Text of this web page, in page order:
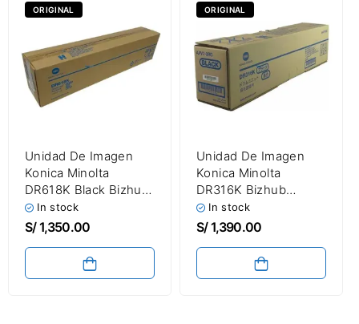
ORIGINAL
Unidad De Imagen
Konica Minolta
DR618K Black Bizhub
650i / 750i / C450i /
C550i / C650i / C750i
In stock
S/1,350.00
ORIGINAL
Unidad De Imagen
Konica Minolta
DR316K Bizhub
C250i / C300i / C360i
Negro 170,000
In stock
S/1,390.00